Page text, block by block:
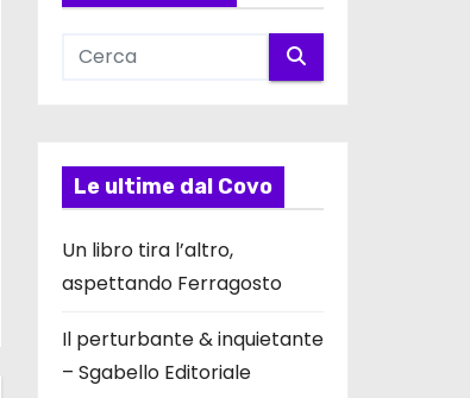
Le ultime dal Covo
Un libro tira l’altro,
aspettando Ferragosto
Il perturbante & inquietante
– Sgabello Editoriale